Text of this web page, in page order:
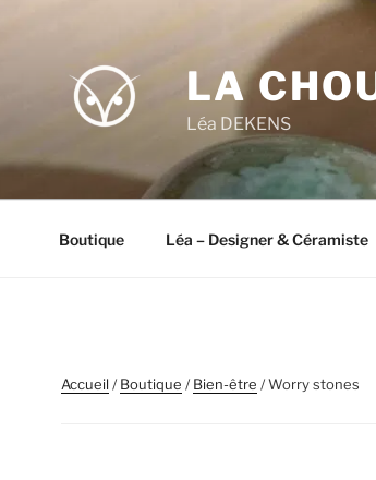
LA
Léa DEKENS
Boutique Léa – Designer & Céramiste
Accueil/Boutique /Bien-être / Worry stones